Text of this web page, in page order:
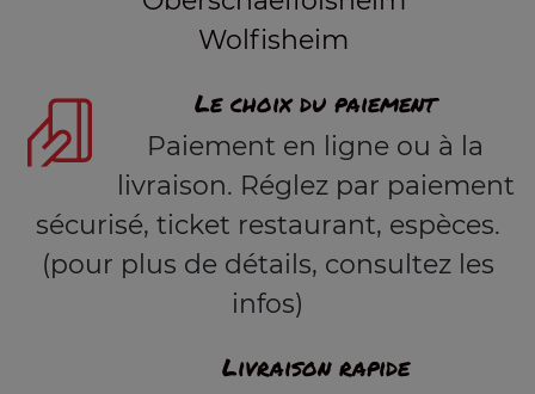
Wolfisheim
Le choix du paiement
Paiement en ligne ou à la
livraison. Réglez par paiement
sécurisé, ticket restaurant, espèces.
(pour plus de détails, consultez les
infos)
Livraison rapide